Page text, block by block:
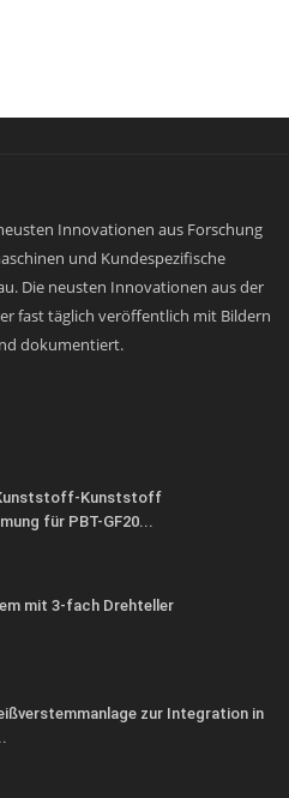
Innovationen aus Forschung
und Kundespezifische
Die neusten Innovationen aus der
fast täglich veröffentlich mit Bildern
dokumentiert.
Kunststoff
für PBT-GF20...
mit 3-fach Drehteller
zur Integration in